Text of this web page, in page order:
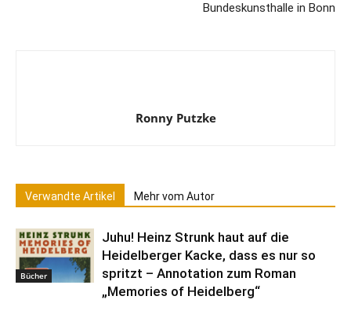
Bundeskunsthalle in Bonn
Ronny Putzke
Verwandte Artikel Mehr vom Autor
Bücher
Juhu! Heinz Strunk haut auf die
Heidelberger Kacke, dass es nur so
spritzt – Annotation zum Roman
„Memories of Heidelberg“